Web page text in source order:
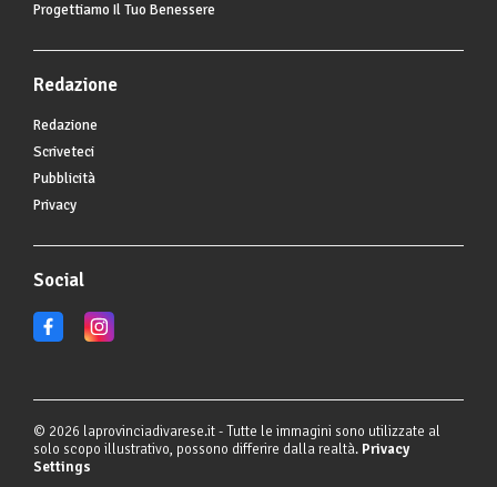
Progettiamo Il Tuo Benessere
Redazione
Redazione
Scriveteci
Pubblicità
Privacy
Social
© 2026 laprovinciadivarese.it - Tutte le immagini sono utilizzate al
solo scopo illustrativo, possono differire dalla realtà. Privacy
Settings